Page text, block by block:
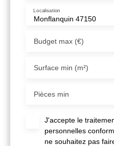
Monflanquin 47150
Localisation
Budget max (€)
Surface min (m²)
Pièces min
J'accepte le
personnelles
ne souhaitez pas